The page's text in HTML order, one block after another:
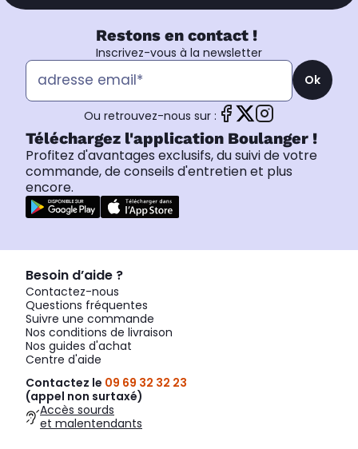
Restons en contact !
Inscrivez-vous à la newsletter
Ok
Ou retrouvez-nous sur :
Téléchargez l'application Boulanger !
Profitez d'avantages exclusifs, du suivi de votre
commande, de conseils d'entretien et plus
encore.
Besoin d’aide ?
Contactez-nous
Questions fréquentes
Suivre une commande
Nos conditions de livraison
Nos guides d'achat
Centre d'aide
Contactez le 09 69 32 32 23
(appel non surtaxé)
Accès sourds
et malentendants